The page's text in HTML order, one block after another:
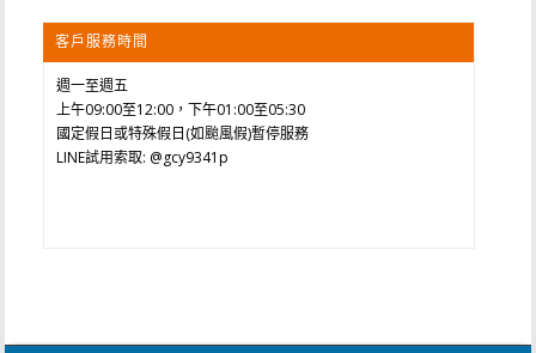
客戶服務時間
週一至週五
上午09:00至12:00，下午01:00至05:30
國定假日或特殊假日(如颱風假)暫停服務
LINE試用索取: @gcy9341p